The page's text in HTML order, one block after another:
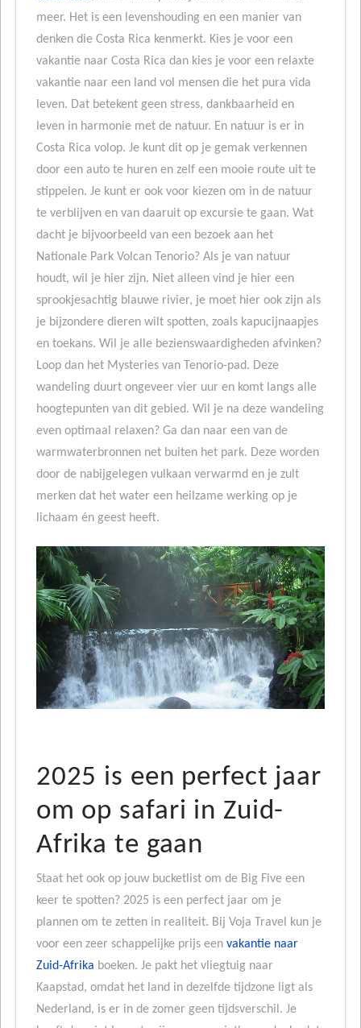
meer. Het is een levenshouding en een manier van
denken die Costa Rica kenmerkt. Kies je voor een
vakantie naar Costa Rica dan kies je voor een relaxte
vakantie naar een land vol mensen die het pura vida
leven. Dat betekent geen stress, dankbaarheid en
leven in harmonie met de natuur. En natuur is er in
Costa Rica volop. Je kunt dit op je gemak verkennen
door een auto te huren en zelf een mooie route uit te
stippelen. Je kunt er ook voor kiezen om in de natuur
te verblijven en van daaruit op excursie te gaan. Wat
dacht je bijvoorbeeld van een bezoek aan het
Nationale Park Volcan Tenorio? Als je van natuur
houdt, wil je hier zijn. Niet alleen vind je hier een
sprookjesachtig blauwe rivier, je moet hier ook zijn als
je bijzondere dieren wilt spotten, zoals kapucijnaapjes
en toekans. Wil je alle bezienswaardigheden afvinken?
Loop dan het Mysteries van Tenorio-pad. Deze
wandeling duurt ongeveer vier uur en komt langs alle
hoogtepunten van dit gebied. Wil je na deze wandeling
even optimaal relaxen? Ga dan naar een van de
warmwaterbronnen net buiten het park. Deze worden
door de nabijgelegen vulkaan verwarmd en je zult
merken dat het water een heilzame werking op je
lichaam én geest heeft.
2025 is een perfect jaar
om op safari in Zuid-
Afrika te gaan
Staat het ook op jouw bucketlist om de Big Five een
keer te spotten? 2025 is een perfect jaar om je
plannen om te zetten in realiteit. Bij Voja Travel kun je
voor een zeer schappelijke prijs een vakantie naar
Zuid-Afrika boeken. Je pakt het vliegtuig naar
Kaapstad, omdat het land in dezelfde tijdzone ligt als
Nederland, is er in de zomer geen tijdsverschil. Je